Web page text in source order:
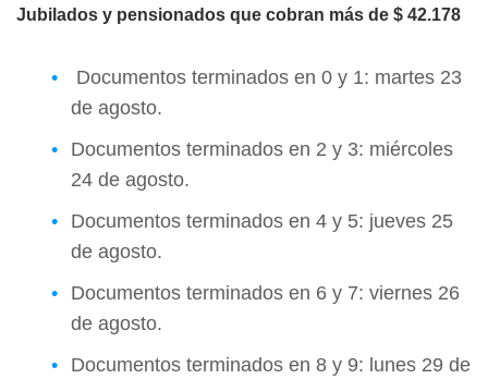
Jubilados y pensionados que cobran más de $ 42.178
Documentos terminados en 0 y 1: martes 23
de agosto.
Documentos terminados en 2 y 3: miércoles
24 de agosto.
Documentos terminados en 4 y 5: jueves 25
de agosto.
Documentos terminados en 6 y 7: viernes 26
de agosto.
Documentos terminados en 8 y 9: lunes 29 de